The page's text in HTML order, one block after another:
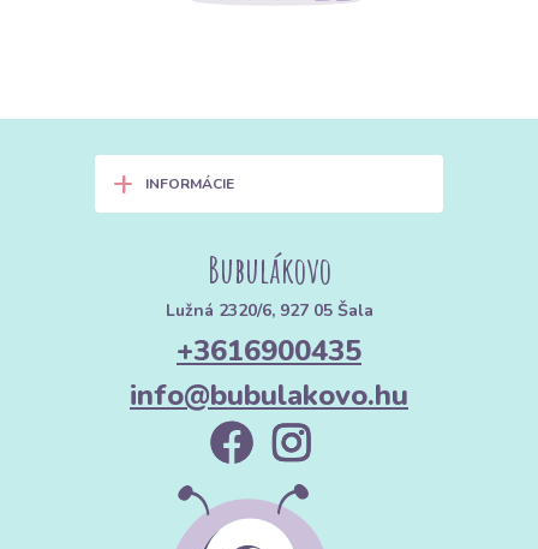
+ INFORMÁCIE
Bubulákovo
Lužná 2320/6, 927 05 Šala
+3616900435
info@bubulakovo.hu